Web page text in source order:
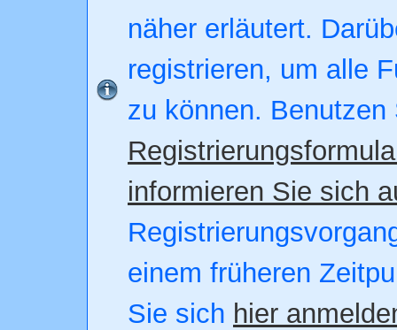
näher erläutert.
registrieren, um alle
zu können. Benutzen
informieren Sie sich
einem früheren
Sie sich hier